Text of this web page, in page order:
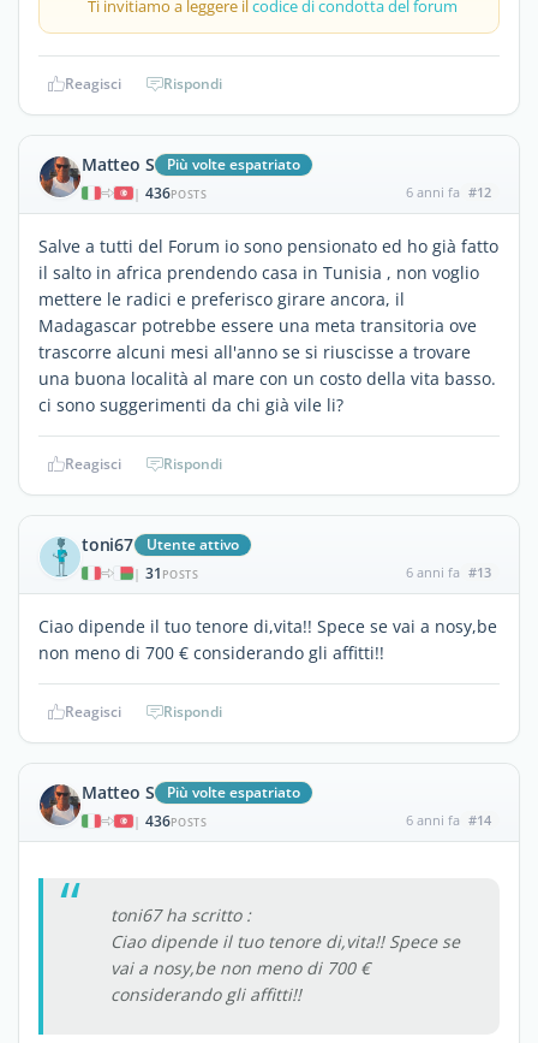
Ti invitiamo a leggere ilcodice di condotta del forum
Reagisci Rispondi
Matteo S Più volte espatriato
| 436POSTS 6 anni fa #12
Salve a tutti del Forum io sono pensionato ed ho già fatto
il salto in africa prendendo casa in Tunisia , non voglio
mettere le radici e preferisco girare ancora, il
Madagascar potrebbe essere una meta transitoria ove
trascorre alcuni mesi all'anno se si riuscisse a trovare
una buona località al mare con un costo della vita basso.
ci sono suggerimenti da chi già vile li?
Reagisci Rispondi
toni67 Utente attivo
| 31 POSTS 6 anni fa #13
Ciao dipende il tuo tenore di,vita!! Spece se vai a nosy,be
non meno di 700 € considerando gli affitti!!
Reagisci Rispondi
Matteo S Più volte espatriato
| 436POSTS 6 anni fa #14
toni67 ha scritto :
Ciao dipende il tuo tenore di,vita!! Spece se
vai a nosy,be non meno di 700 €
considerando gli affitti!!